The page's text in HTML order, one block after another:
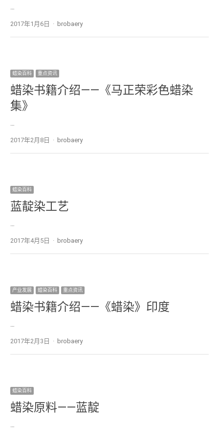
…
2017年1月6日 Author
brobaery
蜡染百科 重点资讯
蜡染书籍介绍——《马正荣彩色蜡染
集》
…
2017年2月8日 Author
brobaery
蜡染百科
蓝靛染工艺
…
2017年4月5日 Author
brobaery
产业发展 蜡染百科 重点资讯
蜡染书籍介绍——《蜡染》印度
…
2017年2月3日 Author
brobaery
蜡染百科
蜡染原料——蓝靛
…